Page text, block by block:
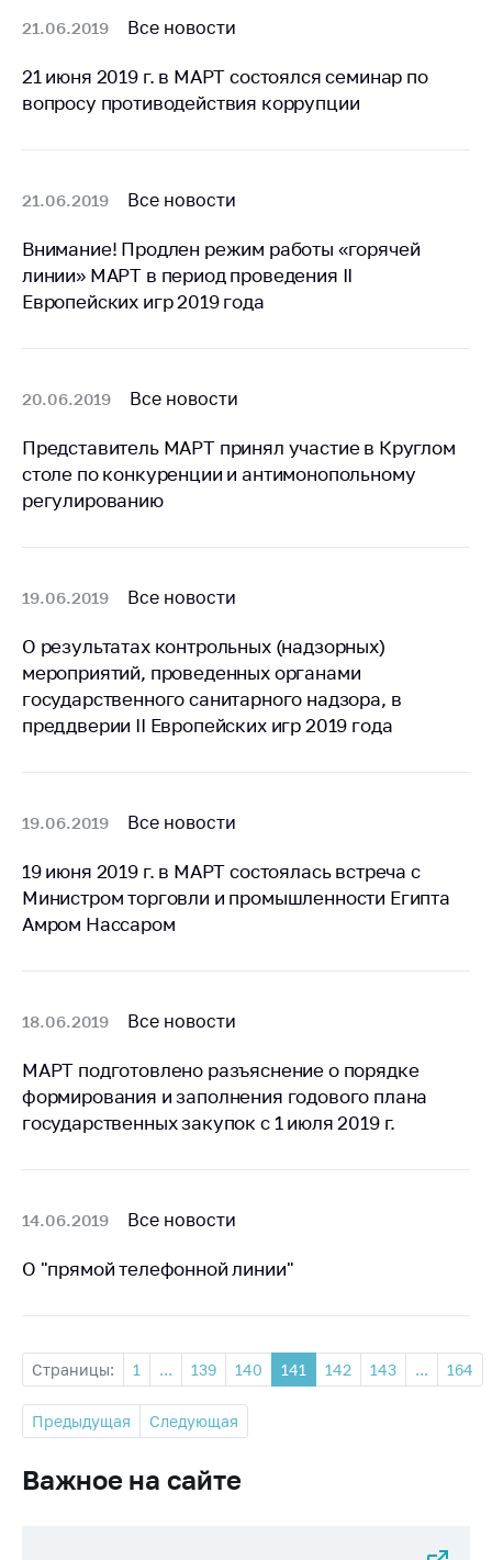
обсуждение
проектов
Упрощение условий
ведения бизнеса
Рекомендации по
предотвращению
распространения
питания, бытового
Обучение по
вопросам
антимонопольного
21.06.2019 Все новости
21 июня 2019 г. в МАРТ состоялся семинар по
вопросу противодействия коррупции
21.06.2019 Все новости
Внимание! Продлен режим работы «горячей
линии» МАРТ в период проведения II
Европейских игр 2019 года
20.06.2019 Все новости
Представитель МАРТ принял участие в Круглом
столе по конкуренции и антимонопольному
регулированию
19.06.2019 Все новости
О результатах контрольных (надзорных)
мероприятий, проведенных органами
государственного санитарного надзора, в
преддверии II Европейских игр 2019 года
19.06.2019 Все новости
19 июня 2019 г. в МАРТ состоялась встреча с
Министром торговли и промышленности Египта
Амром Нассаром
18.06.2019 Все новости
МАРТ подготовлено разъяснение о порядке
формирования и заполнения годового плана
государственных закупок с 1 июля 2019 г.
14.06.2019 Все новости
О "прямой телефонной линии"
Страницы: 1 ... 139 140 141 142 143 ... 164
Предыдущая Следующая
Важное на сайте